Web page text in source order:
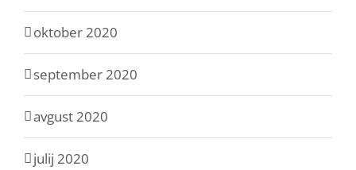
oktober 2020
september 2020
avgust 2020
julij 2020